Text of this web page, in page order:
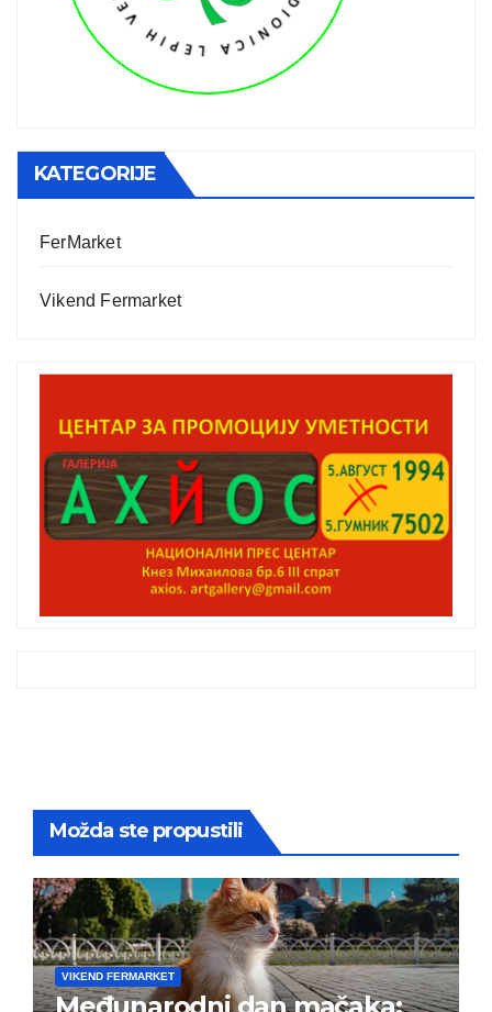
KATEGORIJE
FerMarket
Vikend Fermarket
Možda ste propustili
VIKEND FERMARKET